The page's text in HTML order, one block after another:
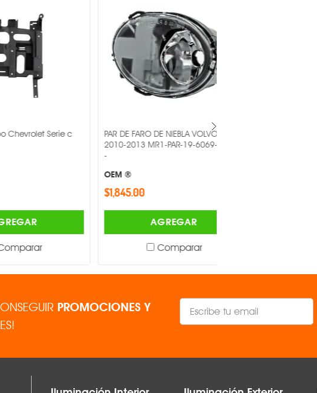
Serie c
PAR DE FARO DE NIEBLA VOLVO XC60
2010-2013 MR1-PAR-19-6069-01-9B
$1,845.00
AGREGAR
Comparar
PROMOCIONES Y